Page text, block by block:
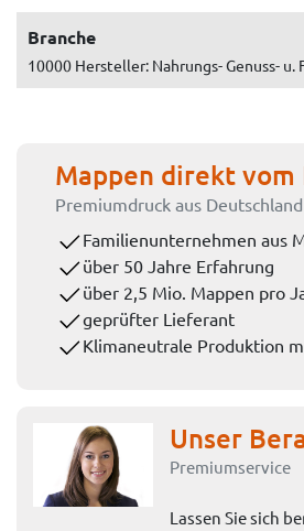
Branche
10000 Hersteller: Nahrungs- Genuss-
Mappen direkt
Premiumdruck aus Deutschland
Familienunternehmen aus
über 50 Jahre Erfahrung
über 2,5 Mio. Mappen pro
geprüfter Lieferant
Klimaneutrale Produktion
Unser
Premiumservice
Lassen Sie sich